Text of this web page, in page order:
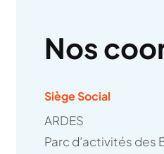
Nos
Siège Social
ARDES
Parc d’activités des